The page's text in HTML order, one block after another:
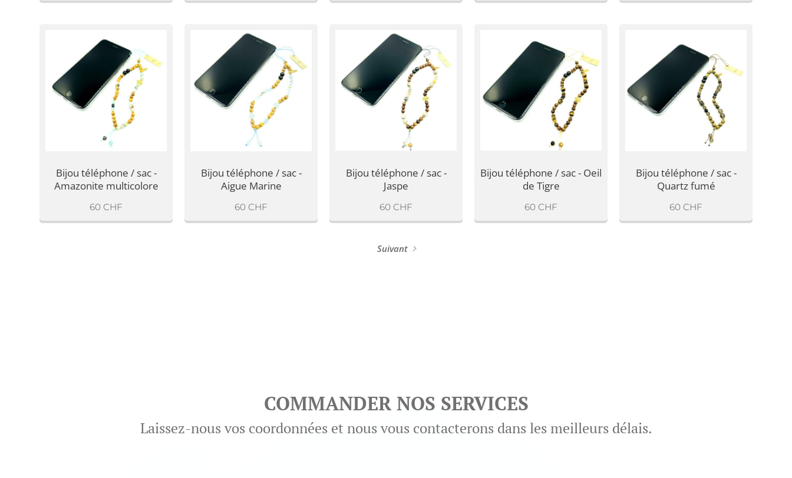
Bijou téléphone / sac -
Amazonite multicolore
60 CHF
Bijou téléphone / sac -
Aigue Marine
60 CHF
Bijou téléphone / sac -
Jaspe
60 CHF
Bijou téléphone / sac - Oeil
de Tigre
60 CHF
Bijou téléphone / sac -
Quartz fumé
60 CHF
Suivant
COMMANDER NOS SERVICES
Laissez-nous vos coordonnées et nous vous contacterons dans les meilleurs délais.